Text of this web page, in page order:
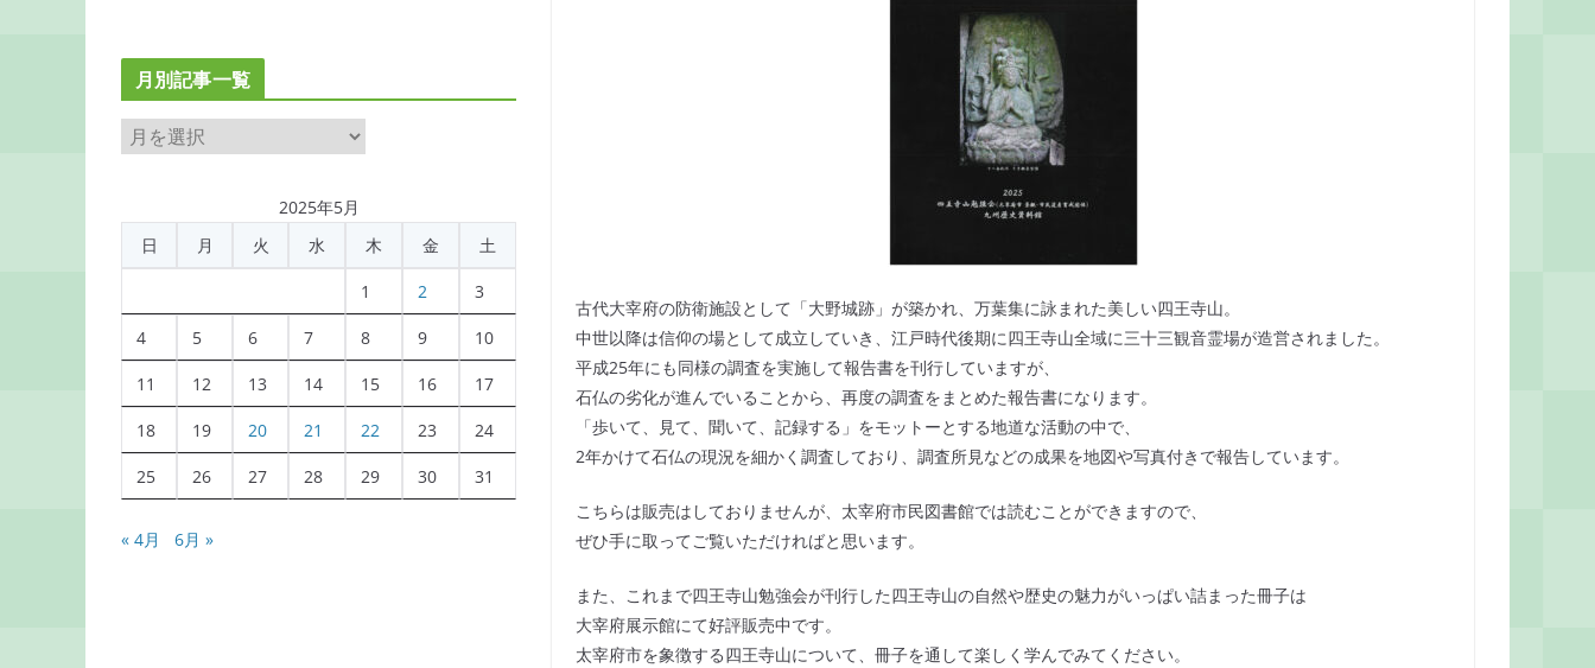
古代大宰府の防衛施設として「大野城跡」が築かれ、万葉集に詠まれた美しい四王寺山。
中世以降は信仰の場として成立していき、江戸時代後期に四王寺山全域に三十三観音霊場が造営されました。
平成25年にも同様の調査を実施して報告書を刊行していますが、
石仏の劣化が進んでいることから、再度の調査をまとめた報告書になります。
「歩いて、見て、聞いて、記録する」をモットーとする地道な活動の中で、
2年かけて石仏の現況を細かく調査しており、調査所見などの成果を地図や写真付きで報告しています。
こちらは販売はしておりませんが、太宰府市民図書館では読むことができますので、
ぜひ手に取ってご覧いただければと思います。
また、これまで四王寺山勉強会が刊行した四王寺山の自然や歴史の魅力がいっぱい詰まった冊子は
大宰府展示館にて好評販売中です。
太宰府市を象徴する四王寺山について、冊子を通して楽しく学んでみてください。
月別記事一覧
月
事
2025年5月
日
月 火 水 木 金 土
1 2 3
4 5 6 7 8 9 10
11 12 13 14 15 16 17
18 19 20 21 22 23 24
25 26 27 28 29 30 31
« 4月 6月 »